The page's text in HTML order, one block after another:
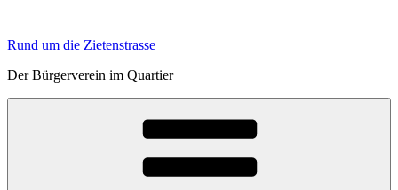
springen
Rund um die Zietenstrasse
Der Bürgerverein im Quartier